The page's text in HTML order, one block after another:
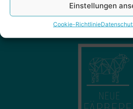
Einstellungen
Cookie-Richtlinie